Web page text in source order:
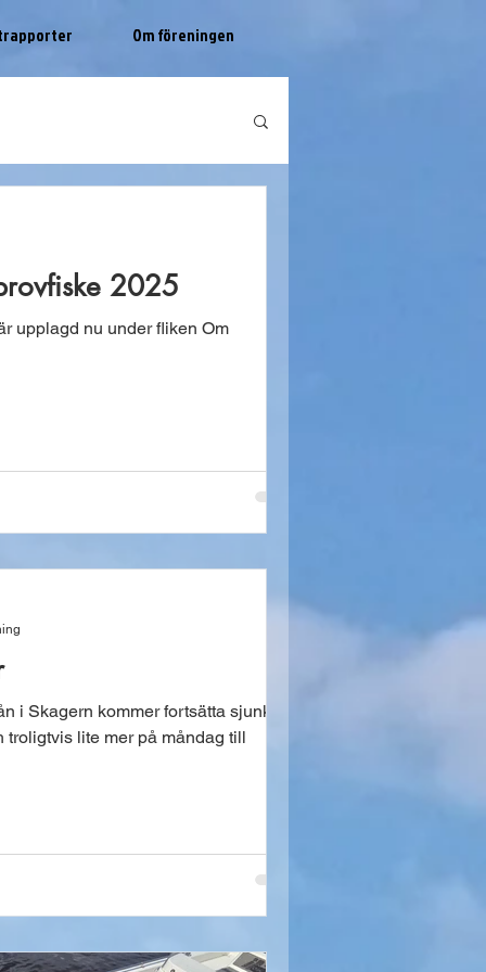
Om föreningen
2025
upplagd nu under fliken Om
troligtvis lite mer på måndag till